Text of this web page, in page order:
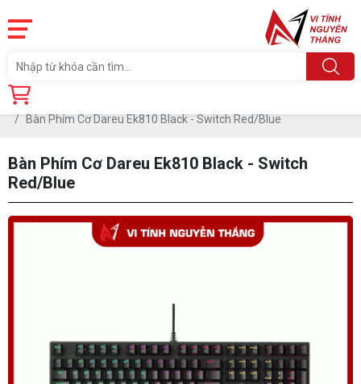
Trang chủ
Bàn Phím Cơ Dareu Ek810 Black - Switch Red/Blue
Bàn Phím Cơ Dareu Ek810 Black - Switch
Red/Blue